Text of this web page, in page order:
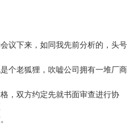
下来，如同我先前分析的，头号
个老狐狸，吹嘘公司拥有一堆厂商
，双方约定先就书面审查进行协